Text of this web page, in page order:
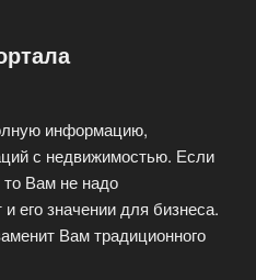
информацию,
с недвижимостью. Если
то Вам не надо
его значении для бизнеса.
Вам традиционного